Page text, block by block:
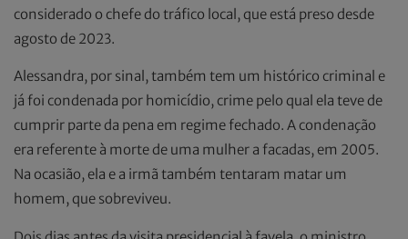
considerado o chefe do tráfico local, que está preso desde
agosto de 2023.
Alessandra, por sinal, também tem um histórico criminal e
já foi condenada por homicídio, crime pelo qual ela teve de
cumprir parte da pena em regime fechado. A condenação
era referente à morte de uma mulher a facadas, em 2005.
Na ocasião, ela e a irmã também tentaram matar um
homem, que sobreviveu.